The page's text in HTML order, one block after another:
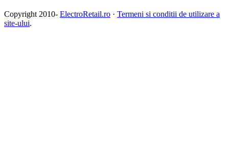
Copyright 2010- ElectroRetail.ro · Termeni si conditii de utilizare a
site-ului.